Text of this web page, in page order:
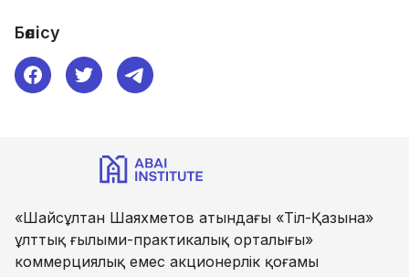
Бөлісу
«Шайсұлтан Шаяхметов атындағы «Тіл-Қазына»
ұлттық ғылыми-практикалық орталығы»
коммерциялық емес акционерлік қоғамы